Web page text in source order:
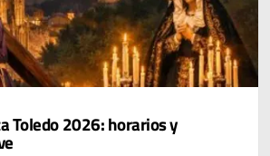
Toledo 2026: horarios y